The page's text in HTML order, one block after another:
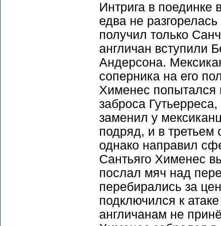
Интрига в поединке
едва не
получил только
англичан вступили
Андерсона.
соперника на его
Хименес попытался
заброса
заменил у
подряд, и в третьем
однако направил
Сантьяго Хименес
послал мяч над
перебирались за
подключился к
англичанам не